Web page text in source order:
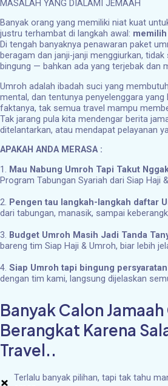
MASALAH YANG DIALAMI JEMAAH
Banyak orang yang memiliki niat kuat
justru terhambat di langkah awal:
Di tengah banyaknya penawaran paket
beragam dan janji-janji menggiurkan,
bingung — bahkan ada yang terjebak dan
Umroh adalah ibadah suci yang
mental, dan tentunya penyelenggara yang
faktanya, tak semua travel mampu
Tak jarang pula kita mendengar berita
ditelantarkan, atau mendapat pelayanan
APAKAH ANDA MERASA :
1. Mau Nabung Umroh Tapi Takut
Program Tabungan Syariah dari Siap Haji
2. Pengen tau langkah-langkah daftar
dari tabungan, manasik, sampai
3. Budget Umroh Masih Jadi Tanda
bareng tim Siap Haji & Umroh, biar lebih
4. Siap Umroh tapi bingung
dengan tim kami, langsung dijelaskan
Banyak Calon
Berangkat Karena
Travel..
Terlalu banyak pilihan, tapi tak tahu